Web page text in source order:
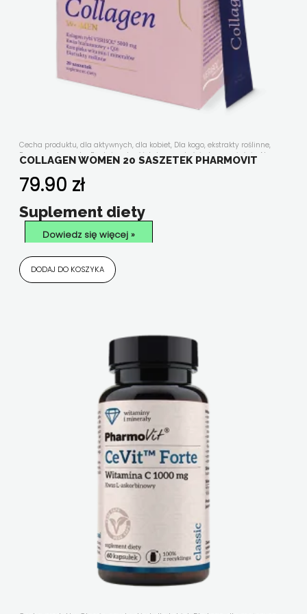
Cecha produktu, dla aktywnych, dla kobiet, Dla kogo, ekstrakty roślinne,
Forma suplementu,Funkcjonalność ,kolageny,kości, stawy, mięśnie Nasze
linie,relaks,Składniki aktywne,stres,suplementy diety w saszetkach
krążenia,uroda i antyoksydacja
COLLAGEN WOMEN 20 SASZETEK PHARMOVIT
79.90 zł
Suplement diety
Dowiedz się więcej »
DODAJ DO KOSZYKA